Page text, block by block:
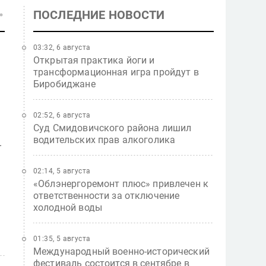
ПОСЛЕДНИЕ НОВОСТИ
Открытая практика йоги и
трансформационная игра пройдут в
Биробиджане
03:32, 6 августа
Суд Смидовичского района лишил
водительских прав алкоголика
02:52, 6 августа
«Облэнергоремонт плюс» привлечен к
ответственности за отключение
холодной воды
02:14, 5 августа
Международный военно-исторический
фестиваль состоится в сентябре в
01:35, 5 августа